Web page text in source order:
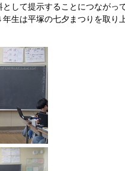
して提示することにつながっ
生は平塚の七夕まつりを取り